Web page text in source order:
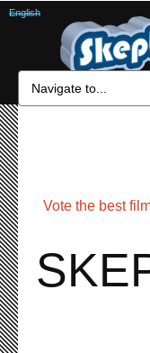
Vote the best
English